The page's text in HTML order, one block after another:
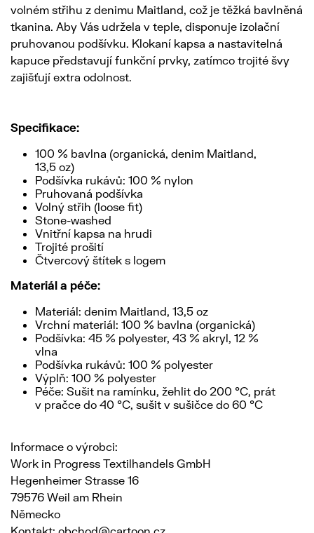
volném střihu z denimu Maitland, což je těžká bavlněná
tkanina. Aby Vás udržela v teple, disponuje izolační
pruhovanou podšívku. Klokaní kapsa a nastavitelná
kapuce představují funkční prvky, zatímco trojité švy
zajišťují extra odolnost.
Specifikace:
100 % bavlna (organická, denim Maitland,
13,5 oz)
Podšívka rukávů: 100 % nylon
Pruhovaná podšívka
Volný střih (loose fit)
Stone-washed
Vnitřní kapsa na hrudi
Trojité prošití
Čtvercový štítek s logem
Materiál a péče:
Materiál: denim Maitland, 13,5 oz
Vrchní materiál: 100 % bavlna (organická)
Podšívka: 45 % polyester, 43 % akryl, 12 %
vlna
Podšívka rukávů: 100 % polyester
Výplň: 100 % polyester
Péče: Sušit na ramínku, žehlit do 200 °C, prát
v pračce do 40 °C, sušit v sušičce do 60 °C
Informace o výrobci:
Work in Progress Textilhandels GmbH
Hegenheimer Strasse 16
79576 Weil am Rhein
Německo